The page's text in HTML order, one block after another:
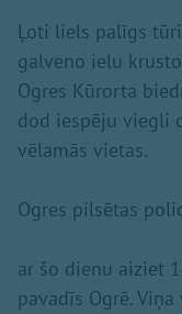
Ļoti liels palīgs
galveno ielu
Ogres Kūrorta
dod iespēju viegli
vēlamās vietas.
Ogres pilsētas
ar šo dienu aiziet
pavadīs Ogrē.